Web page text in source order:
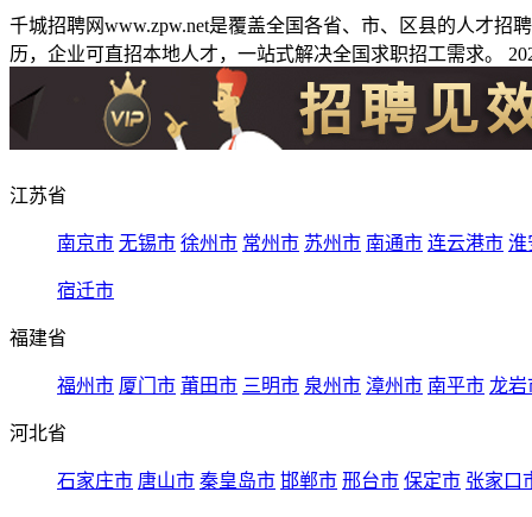
千城招聘网www.zpw.net是覆盖全国各省、市、区县的人才
历，企业可直招本地人才，一站式解决全国求职招工需求。
江苏省
南京市 无锡市 徐州市 常州市 苏州市 南通市 连云港市 淮
宿迁市
福建省
福州市 厦门市 莆田市 三明市 泉州市 漳州市 南平市 龙岩
河北省
石家庄市 唐山市 秦皇岛市 邯郸市 邢台市 保定市 张家口